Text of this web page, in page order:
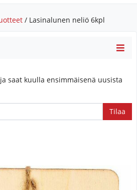
/ Lasinalunen neliö 6kpl
saat kuulla ensimmäisenä uusista